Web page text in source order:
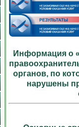
Информация о
органов, по
нарушены